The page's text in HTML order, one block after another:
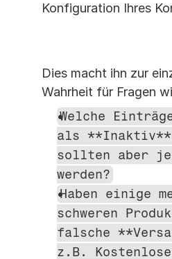
Konfiguration Ihres
Dies macht ihn zur
Wahrheit für Fragen
Welche
als **Inaktiv**
sollten aber
werden?
Haben einige
schweren
falsche
z.B.